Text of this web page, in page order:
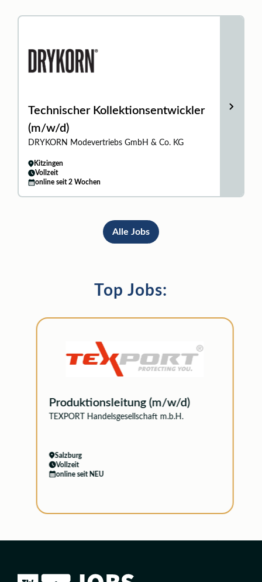
Technischer Kollektionsentwickler
(m/w/d)
DRYKORN Modevertriebs GmbH & Co. KG
Kitzingen
Vollzeit
online seit 2 Wochen
Alle Jobs
Top Jobs:
Produktionsleitung (m/w/d)
TEXPORT Handelsgesellschaft m.b.H.
Salzburg
Vollzeit
online seit NEU